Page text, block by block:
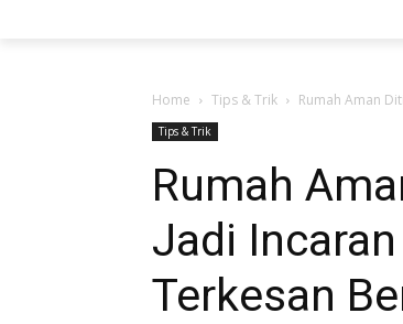
Home Tips & Trik Rumah Aman
Tips & Trik
Rumah
Jadi
Terkesan